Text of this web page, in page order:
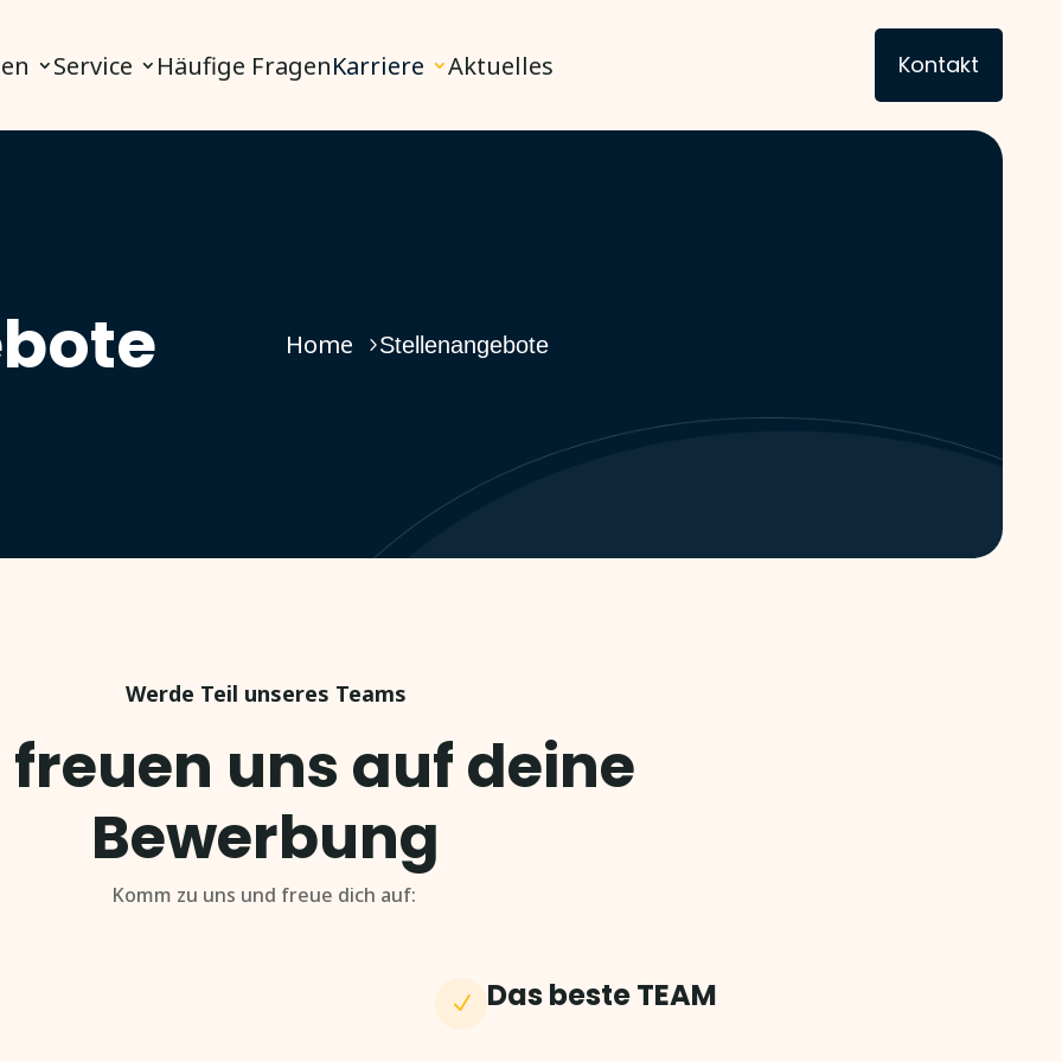
Service Häufige FragenKarriere Aktuelles Kontakt
Home Stellenangebote
Werde Teil unseres Teams
uns auf deine
Bewerbung
Komm zu uns und freue dich auf:
N Das beste TEAM